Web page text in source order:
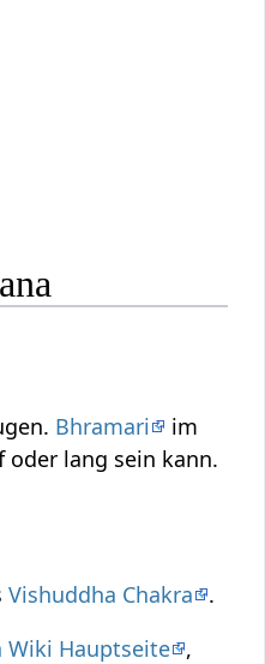
Bhramari
im
oder lang sein kann.
Vishuddha Chakra
.
Wiki Hauptseite ,